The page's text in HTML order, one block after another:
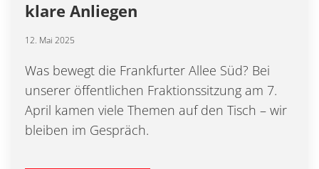
klare Anliegen
12. Mai 2025
Was bewegt die Frankfurter Allee Süd? Bei
unserer öffentlichen Fraktionssitzung am 7.
April kamen viele Themen auf den Tisch – wir
bleiben im Gespräch.